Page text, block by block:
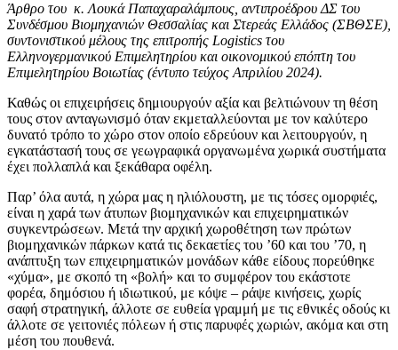
Άρθρο του κ. Λουκά Παπαχαραλάμπους, αντιπροέδρου ΔΣ του
Συνδέσμου Βιομηχανιών Θεσσαλίας και Στερεάς Ελλάδος (ΣΒΘΣΕ),
συντονιστικού μέλους της επιτροπής Logistics του
Ελληνογερμανικού Επιμελητηρίου και οικονομικού επόπτη του
Επιμελητηρίου Βοιωτίας (έντυπο τεύχος Απριλίου 2024).
Καθώς οι επιχειρήσεις δημιουργούν αξία και βελτιώνουν τη θέση
τους στον ανταγωνισμό όταν εκμεταλλεύονται με τον καλύτερο
δυνατό τρόπο το χώρο στον οποίο εδρεύουν και λειτουργούν, η
εγκατάστασή τους σε γεωγραφικά οργανωμένα χωρικά συστήματα
έχει πολλαπλά και ξεκάθαρα οφέλη.
Παρ’ όλα αυτά, η χώρα μας η ηλιόλουστη, με τις τόσες ομορφιές,
είναι η χαρά των άτυπων βιομηχανικών και επιχειρηματικών
συγκεντρώσεων. Μετά την αρχική χωροθέτηση των πρώτων
βιομηχανικών πάρκων κατά τις δεκαετίες του ’60 και του ’70, η
ανάπτυξη των επιχειρηματικών μονάδων κάθε είδους πορεύθηκε
«χύμα», με σκοπό τη «βολή» και το συμφέρον του εκάστοτε
φορέα, δημόσιου ή ιδιωτικού, με κόψε – ράψε κινήσεις, χωρίς
σαφή στρατηγική, άλλοτε σε ευθεία γραμμή με τις εθνικές οδούς κι
άλλοτε σε γειτονιές πόλεων ή στις παρυφές χωριών, ακόμα και στη
μέση του πουθενά.